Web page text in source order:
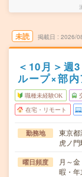
未読 掲載日 2026/
＜10月＞週
ループ×部内
職種未経験OK
在宅・リモート
勤務地
東京都
虎ノ
曜日頻度
月～
暇・